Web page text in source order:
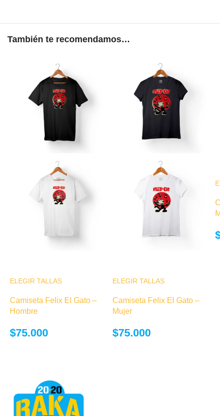
También te recomendamos…
ELEGIR TALLAS
variantes. Las
Camiseta Felix El Gato –
Hombre
$75.000
ELEGIR TALLAS
variantes. Las
Camiseta Felix El Gato –
Mujer
$75.000